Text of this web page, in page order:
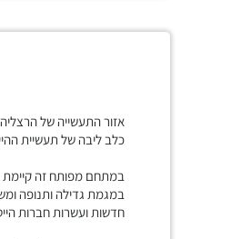
אזור התעשייה של
כלב ליבה של תעשיית
במתחם מפותח זה
במגמת גדילה ותנופה
חדשות ועשרות חברות